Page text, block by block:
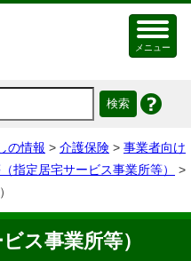
メニュー
の情報 > 介護保険 > 事業者向け
指定居宅サービス事業所等）
>
ス事業所等）